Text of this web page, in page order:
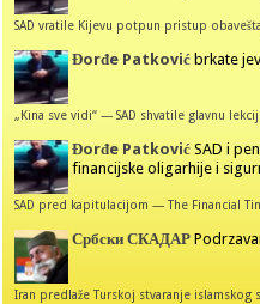
SAD vratile Kijevu potpun pristup
Đorđe Patković brkate
„Kina sve vidi“ — SAD shvatile glavnu
Đorđe Patković SAD i
financijske oligarhije i
SAD pred kapitulacijom — The Financial
Србски СКАДАР
Iran predlaže Turskoj stvaranje islamskog